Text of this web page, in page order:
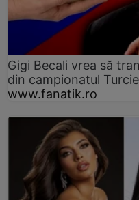
Gigi Becali vrea să
din campionatul
www.fanatik.ro